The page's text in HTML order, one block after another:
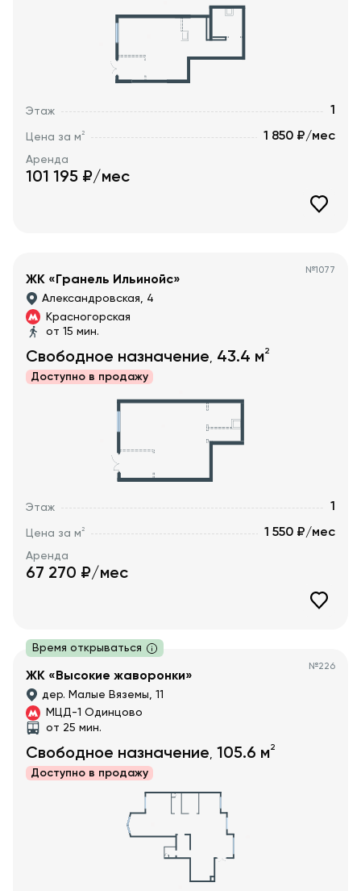
Этаж 1
Цена за м2 1 850 ₽/мес
Аренда
101 195 ₽/мес
№1077
ЖК «Гранель Ильинойс»
Александровская, 4
Красногорская
от 15 мин.
Свободное назначение, 43.4 м2
Доступно в продажу
Этаж 1
Цена за м2 1 550 ₽/мес
Аренда
67 270 ₽/мес
Время открываться
№226
ЖК «Высокие жаворонки»
дер. Малые Вяземы, 11
МЦД-1 Одинцово
от 25 мин.
Свободное назначение, 105.6 м2
Доступно в продажу